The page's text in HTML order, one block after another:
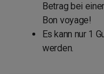
Betrag bei
Bon voyage!
Es kann nur 1
werden.